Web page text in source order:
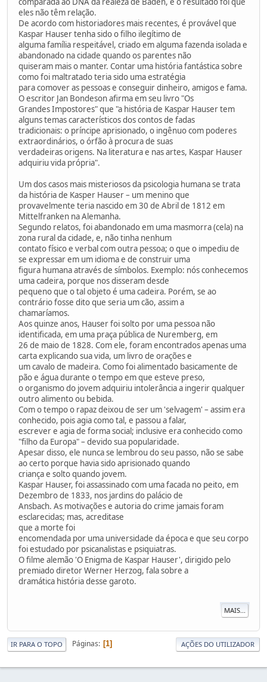
eles não têm relação.
De acordo com historiadores mais recentes, é provável que
Kaspar Hauser tenha sido o filho ilegítimo de
alguma família respeitável, criado em alguma fazenda isolada e
abandonado na cidade quando os parentes não
quiseram mais o manter. Contar uma história fantástica sobre
como foi maltratado teria sido uma estratégia
para comover as pessoas e conseguir dinheiro, amigos e fama.
O escritor Jan Bondeson afirma em seu livro "Os
Grandes Impostores" que "a história de Kaspar Hauser tem
alguns temas característicos dos contos de fadas
tradicionais: o príncipe aprisionado, o ingênuo com poderes
extraordinários, o órfão à procura de suas
verdadeiras origens. Na literatura e nas artes, Kaspar Hauser
adquiriu vida própria".
Um dos casos mais misteriosos da psicologia humana se trata
da história de Kasper Hauser – um menino que
provavelmente teria nascido em 30 de Abril de 1812 em
Mittelfranken na Alemanha.
Segundo relatos, foi abandonado em uma masmorra (cela) na
zona rural da cidade, e, não tinha nenhum
contato físico e verbal com outra pessoa; o que o impediu de
se expressar em um idioma e de construir uma
figura humana através de símbolos. Exemplo: nós conhecemos
uma cadeira, porque nos disseram desde
pequeno que o tal objeto é uma cadeira. Porém, se ao
contrário fosse dito que seria um cão, assim a
chamaríamos.
Aos quinze anos, Hauser foi solto por uma pessoa não
identificada, em uma praça pública de Nuremberg, em
26 de maio de 1828. Com ele, foram encontrados apenas uma
carta explicando sua vida, um livro de orações e
um cavalo de madeira. Como foi alimentado basicamente de
pão e água durante o tempo em que esteve preso,
o organismo do jovem adquiriu intolerância a ingerir qualquer
outro alimento ou bebida.
Com o tempo o rapaz deixou de ser um 'selvagem' – assim era
conhecido, pois agia como tal, e passou a falar,
escrever e agia de forma social; inclusive era conhecido como
"filho da Europa" – devido sua popularidade.
Apesar disso, ele nunca se lembrou do seu passo, não se sabe
ao certo porque havia sido aprisionado quando
criança e solto quando jovem.
Kaspar Hauser, foi assassinado com uma facada no peito, em
Dezembro de 1833, nos jardins do palácio de
Ansbach. As motivações e autoria do crime jamais foram
esclarecidas; mas, acreditase
que a morte foi
encomendada por uma universidade da época e que seu corpo
foi estudado por psicanalistas e psiquiatras.
O filme alemão 'O Enigma de Kaspar Hauser', dirigido pelo
premiado diretor Werner Herzog, fala sobre a
dramática história desse garoto.
MAIS...
IR PARA O TOPO Páginas 1 AÇÕES DO UTILIZADOR